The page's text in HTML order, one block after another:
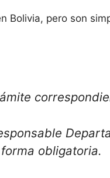
Bolivia, pero son
obligatoria.